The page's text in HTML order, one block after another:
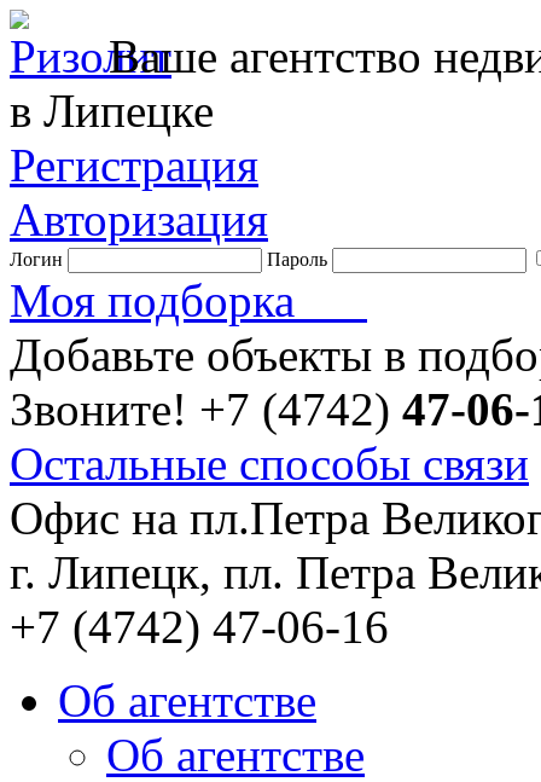
Ваше агентство
в Липецке
Регистрация
Авторизация
Логин Пароль
Моя подборка
Добавьте объекты в
Звоните! +7 (4742) 47-06-
Остальные способы связи
Офис на пл.Петра
г. Липецк, пл. Петра
+7 (4742) 47-06-16
Об агентстве
Об агентстве